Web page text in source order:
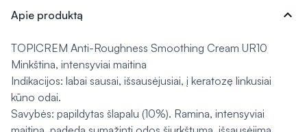
Apie produktą expand_more
TOPICREM Anti-Roughness Smoothing Cream UR10
Minkština, intensyviai maitina
Indikacijos: labai sausai, išsausėjusiai, į keratozę linkusiai
kūno odai.
Savybės: papildytas šlapalu (10%). Ramina, intensyviai